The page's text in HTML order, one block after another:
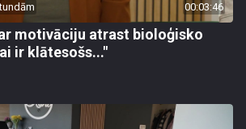
00:03:46
motivāciju atrast bioloģisko
ir klātesošs..."